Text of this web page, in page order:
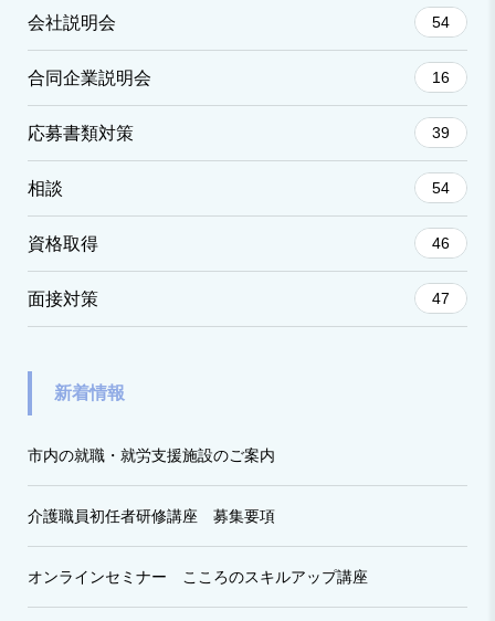
会社説明会 54
合同企業説明会 16
応募書類対策 39
相談 54
資格取得 46
面接対策 47
新着情報
市内の就職・就労支援施設のご案内
介護職員初任者研修講座 募集要項
オンラインセミナー こころのスキルアップ講座